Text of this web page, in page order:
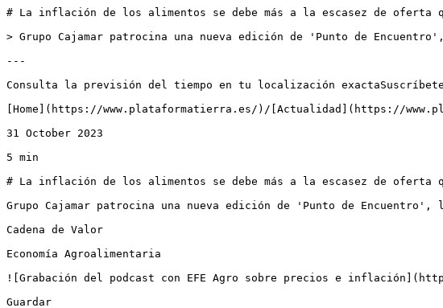
# La inflación de los alimentos se debe más a la escasez de oferta
> Grupo Cajamar patrocina una nueva edición de 'Punto de
---
Consulta la previsión del tiempo en tu localización
[Home](https://www.plataformatierra.es/)/[Actualidad](https://
31 October 2023
5 min
# La inflación de los alimentos se debe más a la escasez de oferta
Grupo Cajamar patrocina una nueva edición de 'Punto de
Cadena de Valor
Economía Agroalimentaria
![Grabación del podcast con EFE Agro sobre precios e
Guardar